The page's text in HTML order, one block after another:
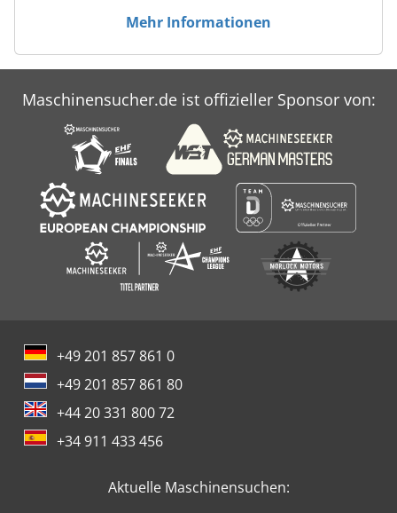
Mehr Informationen
Maschinensucher.de ist offizieller Sponsor von:
+49 201 857 861 0
+49 201 857 861 80
+44 20 331 800 72
+34 911 433 456
Aktuelle Maschinensuchen: